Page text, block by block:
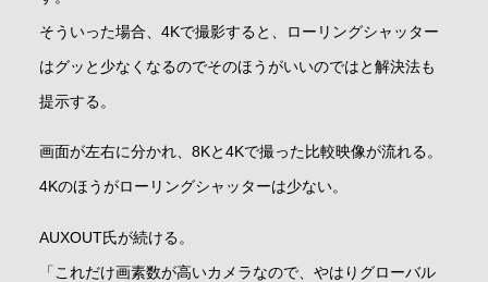
そういった場合、4Kで撮影すると、ローリングシャッター
はグッと少なくなるのでそのほうがいいのではと解決法も
提示する。
画面が左右に分かれ、8Kと4Kで撮った比較映像が流れる。
4Kのほうがローリングシャッターは少ない。
AUXOUT氏が続ける。
「これだけ画素数が高いカメラなので、やはりグローバル